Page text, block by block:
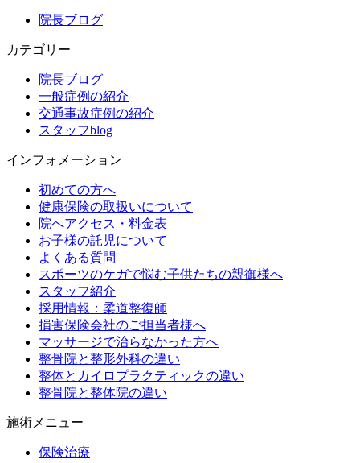
院長ブログ
カテゴリー
院長ブログ
一般症例の紹介
交通事故症例の紹介
スタッフblog
インフォメーション
初めての方へ
健康保険の取扱いについて
院へアクセス・料金表
お子様の託児について
よくある質問
スポーツのケガで悩む子供たちの親御様へ
スタッフ紹介
採用情報：柔道整復師
損害保険会社のご担当者様へ
マッサージで治らなかった方へ
整骨院と整形外科の違い
整体とカイロプラクティックの違い
整骨院と整体院の違い
施術メニュー
保険治療